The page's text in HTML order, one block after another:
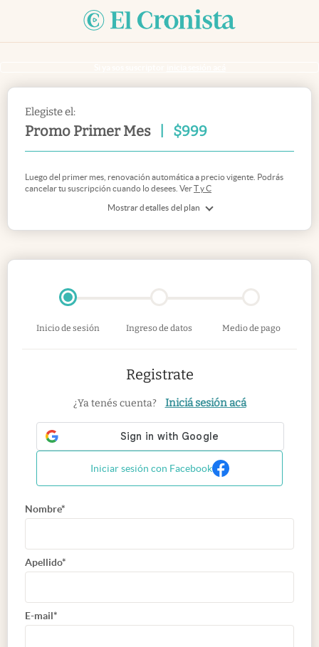
Elegiste el:
Promo Primer Mes $999
Mostrar detalles del plan
Luego del primer mes, renovación automática a precio vigente. Podrás
cancelar tu suscripción cuando lo desees. VerT y C
Inicio de sesión Ingreso de datos Medio de pago
Registrate
¿Ya tenés cuenta? Iniciá sesión acá
Iniciar sesión con Facebook
Nombre*
Apellido*
E-mail*